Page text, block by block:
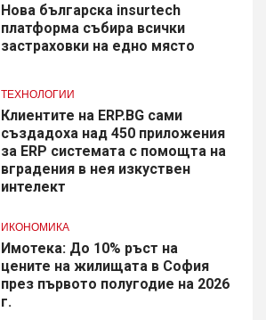
Нова българска insurtech
платформа събира всички
застраховки на едно място
ТЕХНОЛОГИИ
Клиентите на ERP.BG сами
създадоха над 450 приложения
за ERP системата с помощта на
вградения в нея изкуствен
интелект
ИКОНОМИКА
Имотека: До 10% ръст на
цените на жилищата в София
през първото полугодие на 2026
г.